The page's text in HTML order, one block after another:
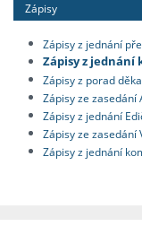
Zápisy
Zápisy z jednání
Zápisy z jednání
Zápisy z porad
Zápisy ze zasedání
Zápisy z jednání
Zápisy ze zasedání
Zápisy z jednání